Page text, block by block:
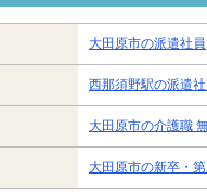
大田原市の派遣社員
西那須野駅の派遣
大田原市の介護職
大田原市の新卒・